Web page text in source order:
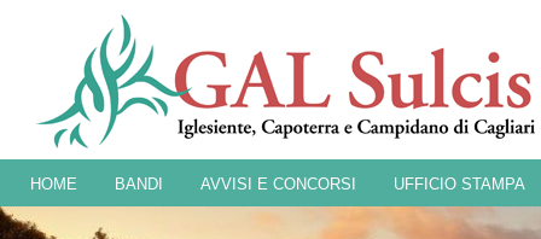
HOME BANDI AVVISI E CONCORSI UFFICIO STAMPA